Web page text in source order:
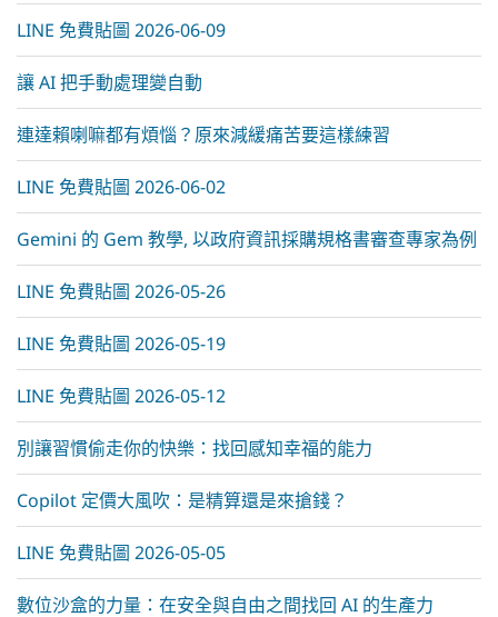
LINE 免費貼圖 2026-06-09
讓 AI 把手動處理變自動
連達賴喇嘛都有煩惱？原來減緩痛苦要這樣練習
LINE 免費貼圖 2026-06-02
Gemini 的 Gem 教學, 以政府資訊採購規格書審查專家為例
LINE 免費貼圖 2026-05-26
LINE 免費貼圖 2026-05-19
LINE 免費貼圖 2026-05-12
別讓習慣偷走你的快樂：找回感知幸福的能力
Copilot 定價大風吹：是精算還是來搶錢？
LINE 免費貼圖 2026-05-05
數位沙盒的力量：在安全與自由之間找回 AI 的生產力